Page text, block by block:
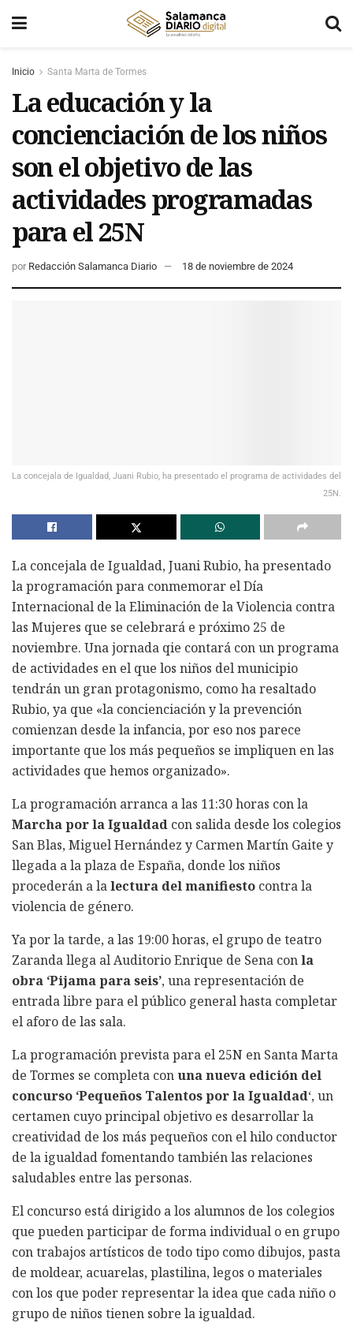
Inicio Santa Marta de Tormes
La educación y la
concienciación de los niños
son el objetivo de las
actividades programadas
para el 25N
por Redacción Salamanca Diario 18 de noviembre de 2024
La concejala de Igualdad, Juani Rubio, ha presentado el programa de actividades del
25N.
La concejala de Igualdad, Juani Rubio, ha presentado
la programación para conmemorar el Día
Internacional de la Eliminación de la Violencia contra
las Mujeres que se celebrará e próximo 25 de
noviembre. Una jornada qie contará con un programa
de actividades en el que los niños del municipio
tendrán un gran protagonismo, como ha resaltado
Rubio, ya que «la concienciación y la prevención
comienzan desde la infancia, por eso nos parece
importante que los más pequeños se impliquen en las
actividades que hemos organizado».
La programación arranca a las 11:30 horas con la
Marcha por la Igualdad con salida desde los colegios
San Blas, Miguel Hernández y Carmen Martín Gaite y
llegada a la plaza de España, donde los niños
procederán a lalectura del manifiesto contra la
violencia de género.
Ya por la tarde, a las 19:00 horas, el grupo de teatro
Zaranda llega al Auditorio Enrique de Sena conla
obra ‘Pijama para seis’, una representación de
entrada libre para el público general hasta completar
el aforo de las sala.
La programación prevista para el 25N en Santa Marta
de Tormes se completa con una nueva edición del
concurso ‘Pequeños Talentos por la Igualdad‘, un
certamen cuyo principal objetivo es desarrollar la
creatividad de los más pequeños con el hilo conductor
de la igualdad fomentando también las relaciones
saludables entre las personas.
El concurso está dirigido a los alumnos de los colegios
que pueden participar de forma individual o en grupo
con trabajos artísticos de todo tipo como dibujos, pasta
de moldear, acuarelas, plastilina, legos o materiales
con los que poder representar la idea que cada niño o
grupo de niños tienen sobre la igualdad.